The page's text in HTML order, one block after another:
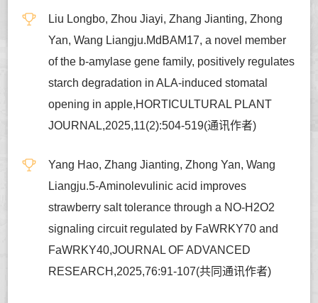
Liu Longbo, Zhou Jiayi, Zhang Jianting, Zhong
Yan, Wang Liangju.MdBAM17, a novel member
of the b-amylase gene family, positively regulates
starch degradation in ALA-induced stomatal
opening in apple,HORTICULTURAL PLANT
JOURNAL,2025,11(2):504-519(通讯作者)
Yang Hao, Zhang Jianting, Zhong Yan, Wang
Liangju.5-Aminolevulinic acid improves
strawberry salt tolerance through a NO-H2O2
signaling circuit regulated by FaWRKY70 and
FaWRKY40,JOURNAL OF ADVANCED
RESEARCH,2025,76:91-107(共同通讯作者)